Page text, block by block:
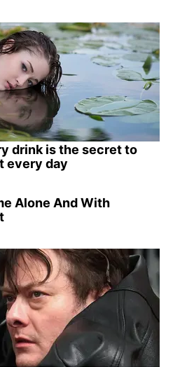
drink is the secret to
every day
Alone And With